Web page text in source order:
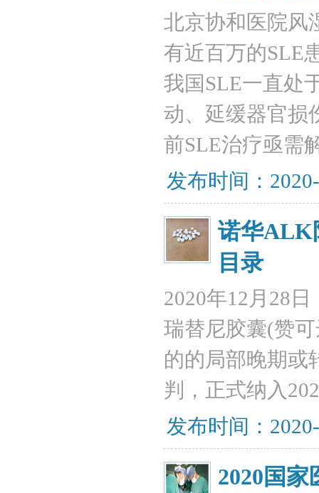
北京协和医院风
有近百万的SLE
我国SLE一直处
动、延缓器官损
前SLE治疗亟需
发布时间：
诺华ALK
目录
2020年12月28
瑞替尼胶囊(赞
的的局部晚期或
判，正式纳入
发布时间：
2020国